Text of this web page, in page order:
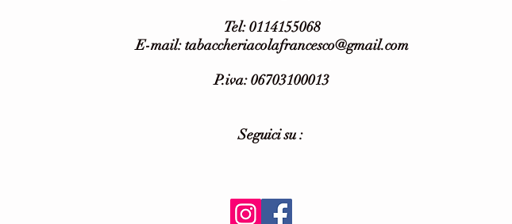
Tel: 0114155068
E-mail:tabaccheriacolafrancesco@gmail.com
P.iva: 06703100013
Seguici su :